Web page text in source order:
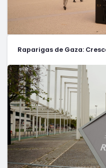
Raparigas de Gaza: